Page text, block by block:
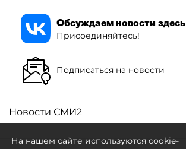
Обсуждаем новости здесь
Присоединяйтесь!
Подписаться на новости
Новости СМИ2
На нашем сайте используются cookie-